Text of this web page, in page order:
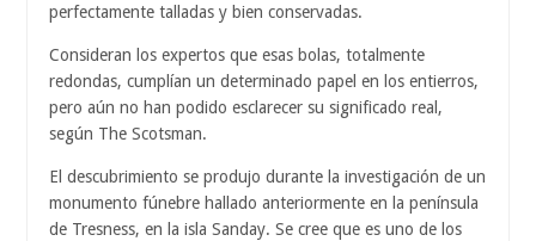
perfectamente talladas y bien conservadas.
Consideran los expertos que esas bolas, totalmente
redondas, cumplían un determinado papel en los entierros,
pero aún no han podido esclarecer su significado real,
según The Scotsman.
El descubrimiento se produjo durante la investigación de un
monumento fúnebre hallado anteriormente en la península
de Tresness, en la isla Sanday. Se cree que es uno de los